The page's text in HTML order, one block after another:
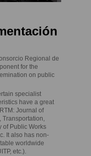
Regional de
for the
on public
specialist
have a great
Journal of
Transportation,
of Public Works
It also has non-
worldwide
etc.).